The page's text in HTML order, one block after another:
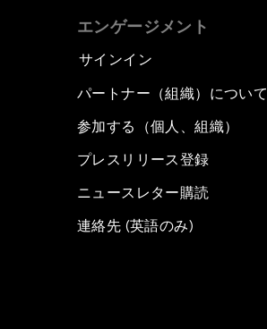
エンゲージメント
サインイン
パートナー（組織）について
参加する（個人、組織）
プレスリリース登録
ニュースレター購読
連絡先 (英語のみ)